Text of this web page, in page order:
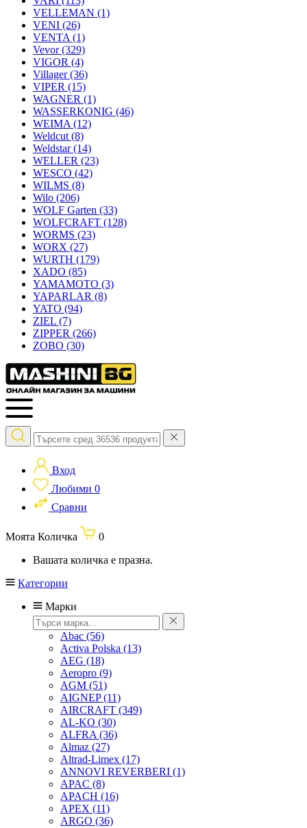
VELLEMAN (1)
VENI (26)
VENTA (1)
Vevor(329)
VIGOR (4)
Villager(36)
VIPER (15)
WAGNER (1)
WASSERKONIG (46)
WEIMA (12)
Weldcut (8)
Weldstar(14)
WELLER (23)
WESCO (42)
WILMS (8)
Wilo (206)
WOLF Garten (33)
WOLFCRAFT (128)
WORMS (23)
WORX (27)
WURTH (179)
XADO (85)
YAMAMOTO (3)
YAPARLAR (8)
YATO (94)
ZIEL (7)
ZIPPER (266)
ZOBO (30)
Вход
Любими 0
Сравни
Моята Количка
0
Вашата количка е празна.
Категории
Марки
Abac (56)
Activa Polska (13)
AEG (18)
Aeropro (9)
AGM (51)
AIGNEP(11)
AIRCRAFT (349)
AL-KO (30)
ALFRA (36)
Almaz (27)
Altrad-Limex (17)
ANNOVI REVERBERI (1)
APAC (8)
APACH (16)
APEX (11)
ARGO (36)